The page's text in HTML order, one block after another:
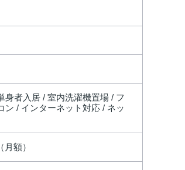
身者入居 / 室内洗濯機置場 / フ
ン / インターネット対応 / ネッ
額）